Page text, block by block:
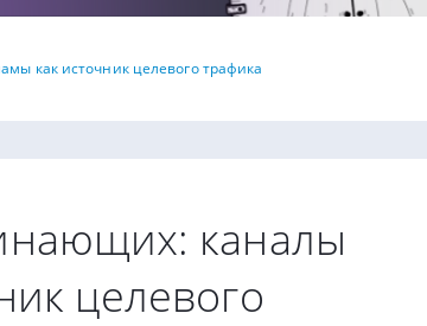
как источник целевого трафика
каналы
целевого